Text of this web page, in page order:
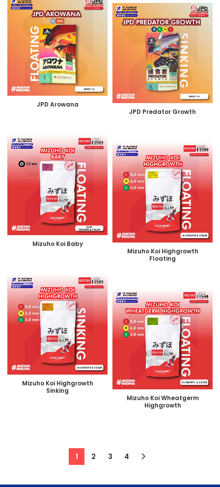
JPD Arowana
JPD Predator Growth
Mizuho Koi Baby
Mizuho Koi Highgrowth
Floating
Mizuho Koi Highgrowth
Sinking
Mizuho Koi Wheatgerm
Highgrowth
1 2 3 4